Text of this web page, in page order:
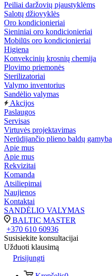
Peiliai daržovių pjaustyklėms
Salotų džiovyklės
Oro kondicionieriai
Sieniniai oro kondicionieriai
Mobilūs oro kondicionieriai
Higiena
Konvekcinių krosnių chemija
Plovimo priemonės
Sterilizatoriai
Valymo inventorius
Sandėlio valymas
Akcijos
Paslaugos
Servisas
Virtuvės projektavimas
Nerūdijančio plieno baldų gamyba
Apie mus
Apie mus
Rekvizitai
Komanda
Atsiliepimai
Naujienos
Kontaktai
SANDĖLIO VALYMAS
BALTIC MASTER
+370 610 60936
Susisiekite konsultacijai
Užduoti klausimą
Prisijungti